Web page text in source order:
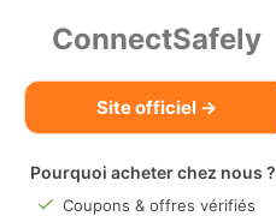
ConnectSafely
Site officiel →
Pourquoi acheter chez nous ?
Coupons & offres vérifiés